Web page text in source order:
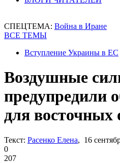
СПЕЦТЕМА: Война в Иране
ВСЕ ТЕМЫ
Вступление Украины в ЕС
Воздушные
предупредили
для восточных
Текст: Расенко Елена, 16
0
207